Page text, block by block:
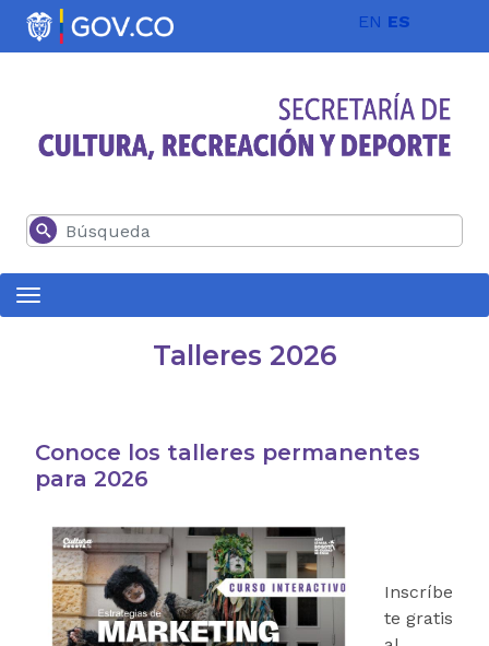
Pasar al contenido principal EN ES
Buscar
Talleres 2026
Conoce los talleres permanentes
para 2026
Inscríbe
te gratis